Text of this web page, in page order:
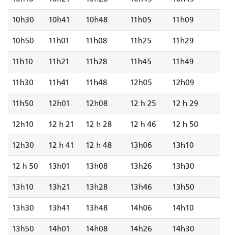
10h30 10h41 10h48 11h05 11h09
10h50 11h01 11h08 11h25 11h29
11h10 11h21 11h28 11h45 11h49
11h30 11h41 11h48 12h05 12h09
11h50 12h01 12h08 12 h 25 12 h 29
12h10 12 h 21 12 h 28 12 h 46 12 h 50
12h30 12 h 41 12 h 48 13h06 13h10
12 h 50 13h01 13h08 13h26 13h30
13h10 13h21 13h28 13h46 13h50
13h30 13h41 13h48 14h06 14h10
13h50 14h01 14h08 14h26 14h30